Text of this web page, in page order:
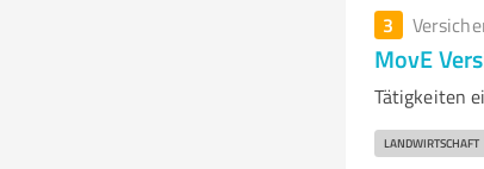
3
MovE
Tätigkeiten
LANDWIRTSCHAFT